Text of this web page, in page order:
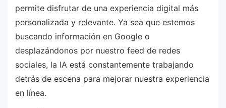
permite disfrutar de una experiencia digital más
personalizada y relevante. Ya sea que estemos
buscando información en Google o
desplazándonos por nuestro feed de redes
sociales, la IA está constantemente trabajando
detrás de escena para mejorar nuestra experiencia
en línea.